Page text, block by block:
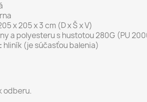
x 205 x 3 cm (D x Š x V)
a polyesteru s hustotou 280G (PU
hliník (je súčasťou balenia)
odberu.